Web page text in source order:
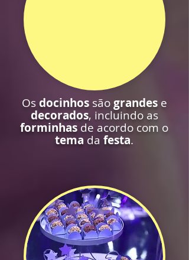
Osdocinhossãograndese
decorados, incluindo as
forminhas de acordo com o
tema da festa.